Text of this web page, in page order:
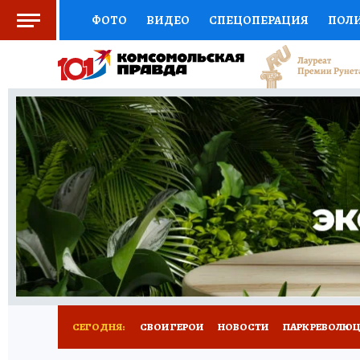
ФОТО ВИДЕО СПЕЦОПЕРАЦИЯ
СОЦПОДДЕРЖКА НАУКА СПОРТ
ВЫБОР ЭКСПЕРТОВ ДОКТОР
КНИЖНАЯ ПОЛКА ПРОГНОЗЫ НА СПОРТ
ПРЕСС-ЦЕНТР НЕДВИЖИМОСТЬ
ВСЕ О КП РАДИО КП РЕКЛАМА ТЕСТЫ
СЕГОДНЯ: СВОИ ГЕРОИ НОВОСТИ ПАРК